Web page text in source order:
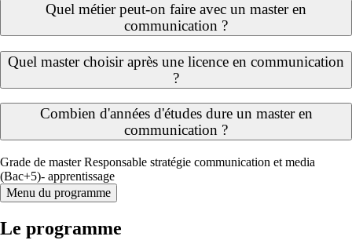
Quel métier peut-on faire avec un master en
communication ?
Quel master choisir après une licence en communication
?
Combien d'années d'études dure un master en
communication ?
Grade de master Responsable stratégie communication et media
(Bac+5)- apprentissage
Menu du programme
Le programme